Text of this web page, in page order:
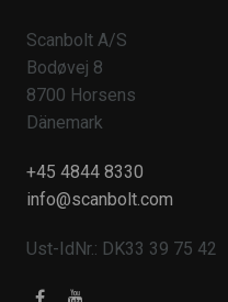
Scanbolt A/S
Bodøvej 8
8700 Horsens
Dänemark
+45 4844 8330
info@scanbolt.com
Ust-IdNr.: DK33 39 75 42